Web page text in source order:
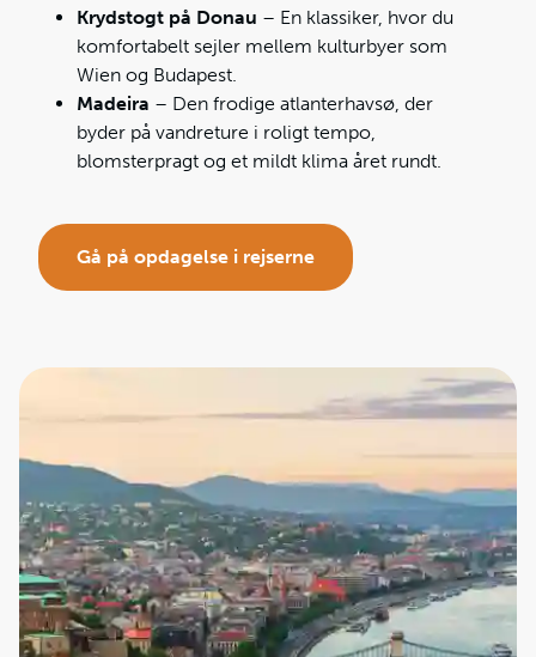
Krydstogt på Donau – En klassiker, hvor du
komfortabelt sejler mellem kulturbyer som
Wien og Budapest.
Madeira – Den frodige atlanterhavsø, der
byder på vandreture i roligt tempo,
blomsterpragt og et mildt klima året rundt.
Gå på opdagelse i rejserne